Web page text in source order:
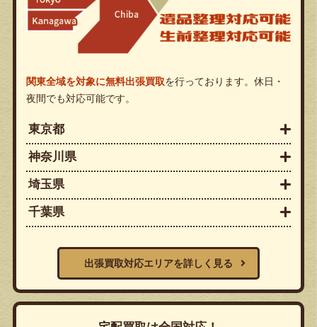
関東全域を対象に無料出張買取を行っております。休日・
夜間でも対応可能です。
東京都
神奈川県
埼玉県
千葉県
出張買取対応エリアを詳しく見る